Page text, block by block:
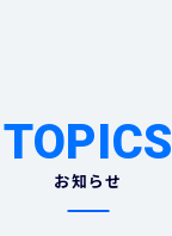
TOPICS
お知らせ